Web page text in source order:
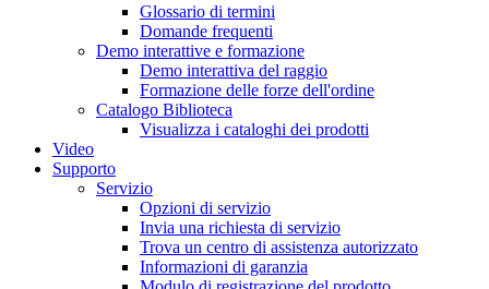
Glossario di termini
Domande frequenti
Demo interattive e formazione
Demo interattiva del raggio
Formazione delle forze dell'ordine
Catalogo Biblioteca
Visualizza i cataloghi dei prodotti
Video
Supporto
Servizio
Opzioni di servizio
Invia una richiesta di servizio
Trova un centro di assistenza autorizzato
Informazioni di garanzia